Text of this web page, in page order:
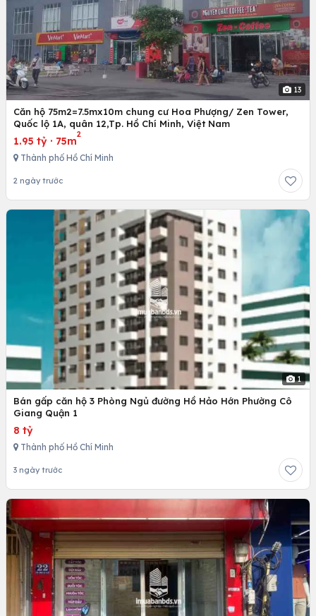
13
Căn hộ 75m2=7.5mx10m chung cư Hoa Phượng/ Zen Tower,
Quốc lộ 1A, quân 12,Tp. Hồ Chí Minh, Việt Nam
1.95 tỷ · 75m
2
Thành phố Hồ Chí Minh
2 ngày trước
1
Bán gấp căn hộ 3 Phòng Ngủ đường Hồ Hảo Hớn Phường Cô
Giang Quận 1
8 tỷ
Thành phố Hồ Chí Minh
3 ngày trước